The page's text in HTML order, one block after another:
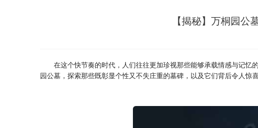
【揭秘】万桐园公
在这个快节奏的时代，人们往往更加珍视那些能够承载情感与记
园公墓，探索那些既彰显个性又不失庄重的墓碑，以及它们背后令人惊喜